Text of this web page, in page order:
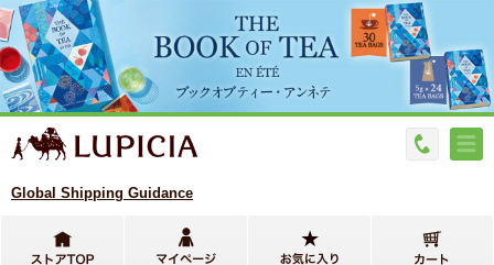
Global Shipping Guidance